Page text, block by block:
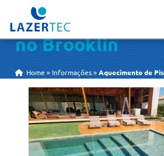
Aquecimento de
no Brooklin
Home » Informações »Aquecimento de